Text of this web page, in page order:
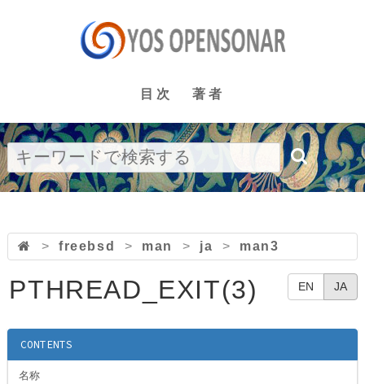
目次 著者
> freebsd > man > ja > man3
EN JA
PTHREAD_EXIT(3)
CONTENTS
名称